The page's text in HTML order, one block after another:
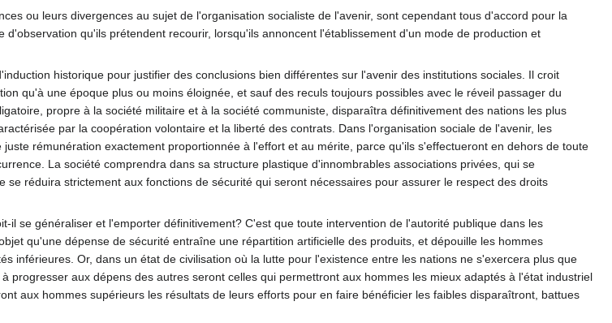
ou leurs divergences au sujet de l'organisation socialiste de l'avenir, sont cependant tous d'accord pour la
qu'ils prétendent recourir, lorsqu'ils annoncent l'établissement d'un mode de production et
historique pour justifier des conclusions bien différentes sur l'avenir des institutions sociales. Il croit
qu'à une époque plus ou moins éloignée, et sauf des reculs toujours possibles avec le réveil passager du
propre à la société militaire et à la société communiste, disparaîtra définitivement des nations les plus
par la coopération volontaire et la liberté des contrats. Dans l'organisation sociale de l'avenir, les
rémunération exactement proportionnée à l'effort et au mérite, parce qu'ils s'effectueront en dehors de toute
La société comprendra dans sa structure plastique d'innombrables associations privées, qui se
réduira strictement aux fonctions de sécurité qui seront nécessaires pour assurer le respect des droits
il se généraliser et l'emporter définitivement? C'est que toute intervention de l'autorité publique dans les
qu'une dépense de sécurité entraîne une répartition artificielle des produits, et dépouille les hommes
inférieures. Or, dans un état de civilisation où la lutte pour l'existence entre les nations ne s'exercera plus que
progresser aux dépens des autres seront celles qui permettront aux hommes les mieux adaptés à l'état industriel
aux hommes supérieurs les résultats de leurs efforts pour en faire bénéficier les faibles disparaîtront, battues